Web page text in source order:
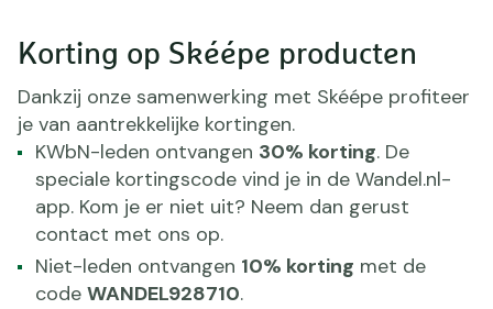
Korting op Skéépe producten
Dankzij onze samenwerking met Skéépe profiteer
je van aantrekkelijke kortingen.
KWbN-leden ontvangen 30% korting. De
speciale kortingscode vind je in de Wandel.nl-
app. Kom je er niet uit? Neem dan gerust
contact met ons op.
Niet-leden ontvangen 10% korting met de
code WANDEL928710.